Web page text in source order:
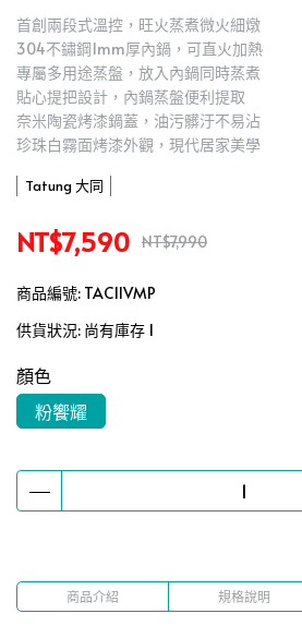
首創兩段式溫控，旺火蒸煮微火細燉
304不鏽鋼1mm厚內鍋，可直火加熱
專屬多用途蒸盤，放入內鍋同時蒸煮
貼心提把設計，內鍋蒸盤便利提取
奈米陶瓷烤漆鍋蓋，油污髒汙不易沾
珍珠白霧面烤漆外觀，現代居家美學
Tatung 大同
NT$7,590 NT$7,990
商品編號: TAC11VMP
供貨狀況: 尚有庫存 1
顏色
粉饗耀
商品介紹 規格說明